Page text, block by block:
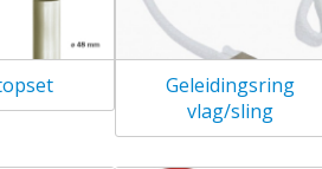
Geleidingsring
vlag/sling